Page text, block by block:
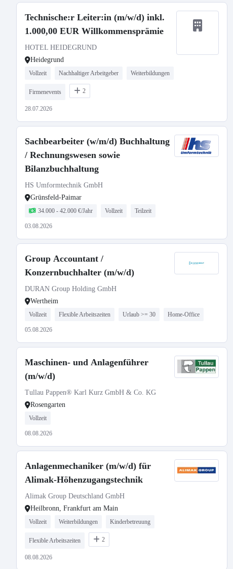
Technische:r Leiter:in (m/w/d) inkl.
1.000,00 EUR Willkommensprämie
HOTEL HEIDEGRUND
Heidegrund
Vollzeit Nachhaltiger Arbeitgeber Weiterbildungen
Firmenevents 2
28.07.2026
Sachbearbeiter (w/m/d) Buchhaltung
/ Rechnungswesen sowie
Bilanzbuchhaltung
HS Umformtechnik GmbH
Grünsfeld-Paimar
34.000 - 42.000 €/Jahr Vollzeit Teilzeit
03.08.2026
Group Accountant /
Konzernbuchhalter (m/w/d)
DURAN Group Holding GmbH
Wertheim
Vollzeit Flexible Arbeitszeiten Urlaub >= 30 Home-Office
05.08.2026
Maschinen- und Anlagenführer
(m/w/d)
Tullau Pappen® Karl Kurz GmbH & Co. KG
Rosengarten
Vollzeit
08.08.2026
Anlagenmechaniker (m/w/d) für
Alimak-Höhenzugangstechnik
Alimak Group Deutschland GmbH
Heilbronn, Frankfurt am Main
Vollzeit Weiterbildungen Kinderbetreuung
Flexible Arbeitszeiten 2
08.08.2026